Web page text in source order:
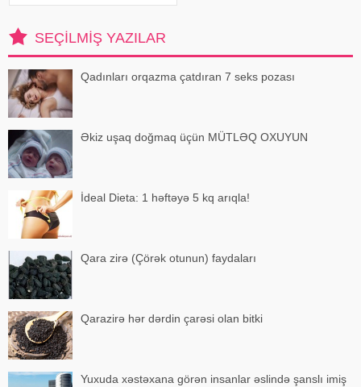
istinadən xəbər verir ki, bu sözləri
Xalq artisti Emin Ağalaro
SEÇILMIŞ YAZILAR
Qadınları orqazma çatdıran 7 seks pozası
Əkiz uşaq doğmaq üçün MÜTLƏQ OXUYUN
İdeal Dieta: 1 həftəyə 5 kq arıqla!
Qara zirə (Çörək otunun) faydaları
Qarazirə hər dərdin çarəsi olan bitki
Yuxuda xəstəxana görən insanlar əslində şanslı imiş